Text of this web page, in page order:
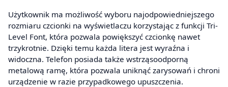
Użytkownik ma możliwość wyboru najodpowiedniejszego
rozmiaru czcionki na wyświetlaczu korzystając z funkcji Tri-
Level Font, która pozwala powiększyć czcionkę nawet
trzykrotnie. Dzięki temu każda litera jest wyraźna i
widoczna. Telefon posiada także wstrząsoodporną
metalową ramę, która pozwala uniknąć zarysowań i chroni
urządzenie w razie przypadkowego upuszczenia.